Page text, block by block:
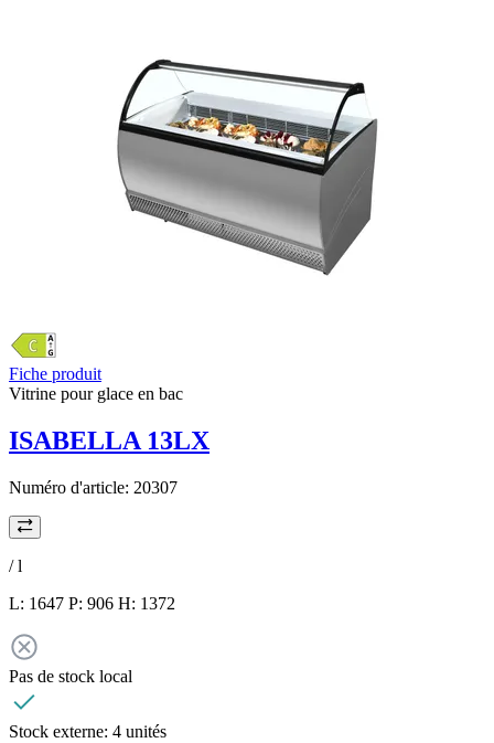
Fiche produit
Vitrine pour glace en bac
ISABELLA 13LX
Numéro d'article: 20307
/l
L: 1647 P: 906 H: 1372
Pas de stock local
Stock externe: 4 unités